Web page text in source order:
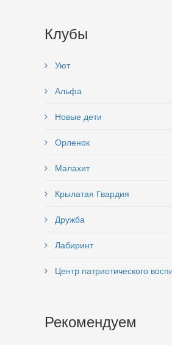
Клубы
Уют
Альфа
Новые дети
Орленок
Малахит
Крылатая Гвардия
Дружба
Лабиринт
Центр патриотического
Рекомендуем